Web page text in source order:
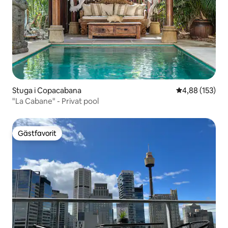
Stuga i Copacabana 4,88 av 5 i
4,88 (153)
"La Cabane" - Privat pool
Gästfavorit
Gästfavorit